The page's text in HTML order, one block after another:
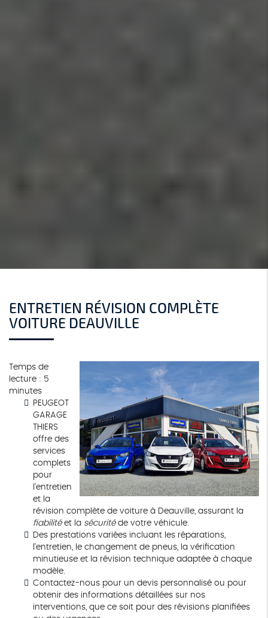
ENTRETIEN RÉVISION COMPLÈTE
VOITURE DEAUVILLE
Temps de
lecture : 5
minutes
PEUGEOT
GARAGE
THIERS
offre des
services
complets
pour
l'entretien
et la
révision complète de voiture à Deauville, assurant la
fiabilitéet la sécuritéde votre véhicule.
Des prestations variées incluant les réparations,
l'entretien, le changement de pneus, la vérification
minutieuse et la révision technique adaptée à chaque
modèle.
Contactez-nous pour un devis personnalisé ou pour
obtenir des informations détaillées sur nos
interventions, que ce soit pour des révisions planifiées